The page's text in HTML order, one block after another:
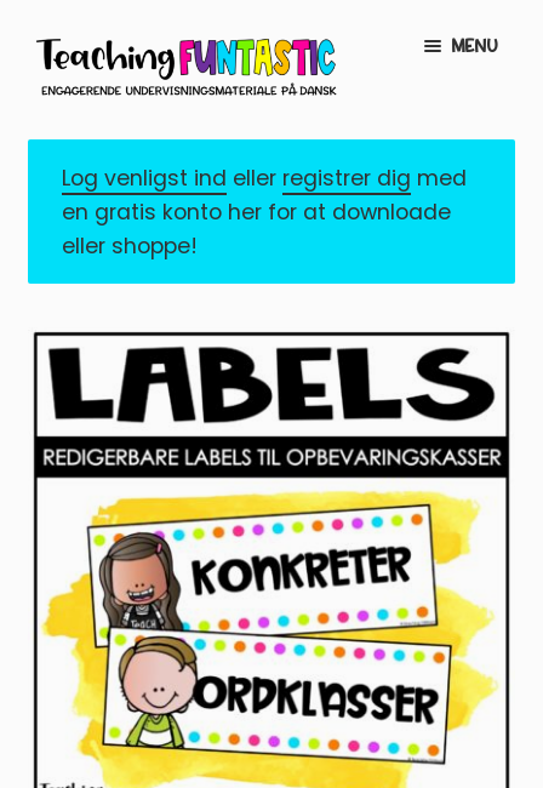
Spring
navigation
Spring
indhold
MENU
EXPAND
CHILD
MENU
MIN KONTO
GRATISMATERIALE
CHILD
LICENSER
EXPAND
CHILD
MENU
FONTE
Log venligst ind eller registrer dig med
en gratis konto her for at downloade
eller shoppe!